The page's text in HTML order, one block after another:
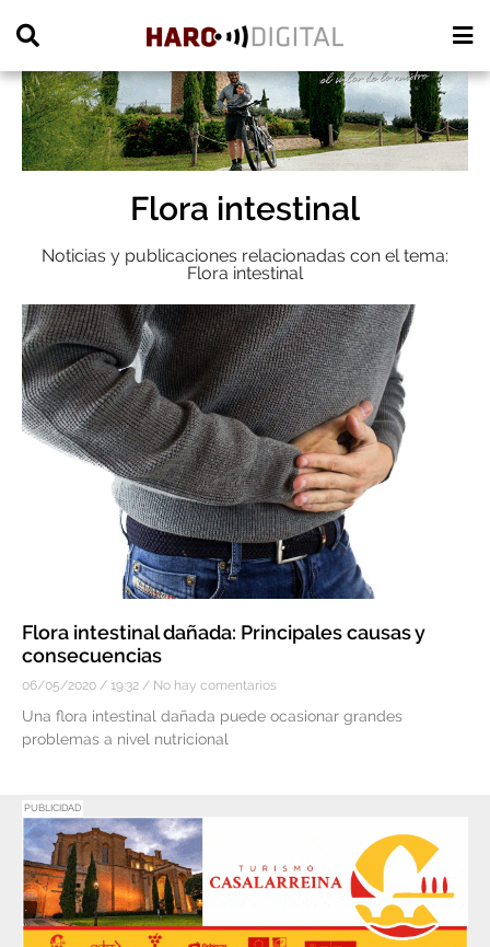
Flora intestinal
Noticias y publicaciones relacionadas con el tema:
Flora intestinal
Flora intestinal dañada: Principales causas y
consecuencias
06/05/2020 19:32 No hay comentarios
Una flora intestinal dañada puede ocasionar grandes
problemas a nivel nutricional
PUBLICIDAD